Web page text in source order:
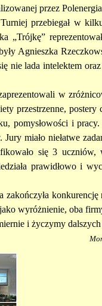
przez
przebiegał w
„Trójkę”
Agnieszka
nie lada intelektem
w
przestrzenne, postery
pomysłowości i
miało niełatwe
się 3 uczniów,
prawidłowo i
konkurencję
wyróżnienie, oba
i życzymy dalszych